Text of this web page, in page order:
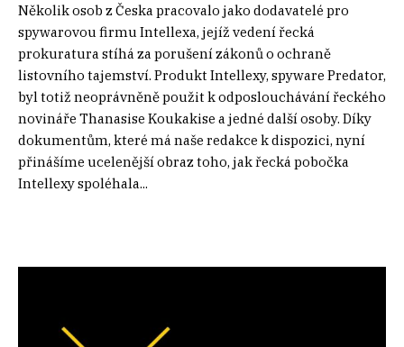
Několik osob z Česka pracovalo jako dodavatelé pro
spywarovou firmu Intellexa, jejíž vedení řecká
prokuratura stíhá za porušení zákonů o ochraně
listovního tajemství. Produkt Intellexy, spyware Predator,
byl totiž neoprávněně použit k odposlouchávání řeckého
novináře Thanasise Koukakise a jedné další osoby. Díky
dokumentům, které má naše redakce k dispozici, nyní
přinášíme ucelenější obraz toho, jak řecká pobočka
Intellexy spoléhala...